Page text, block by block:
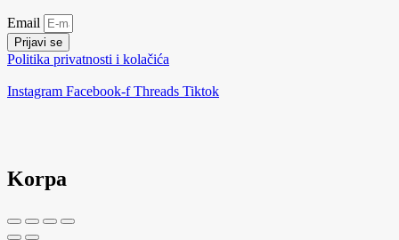
Email
Prijavi se
Politika privatnosti i kolačića
Instagram Facebook-f Threads Tiktok
Korpa